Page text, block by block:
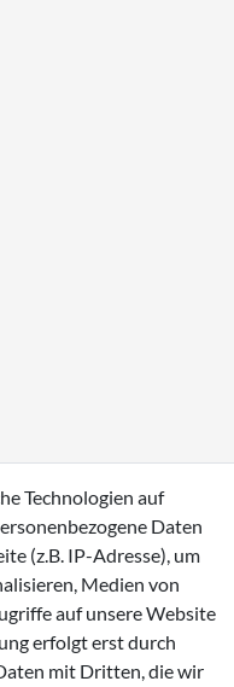
Technologien auf
Daten
(z.B. IP-Adresse), um
Medien von
auf unsere Website
erfolgt erst durch
mit Dritten, die wir